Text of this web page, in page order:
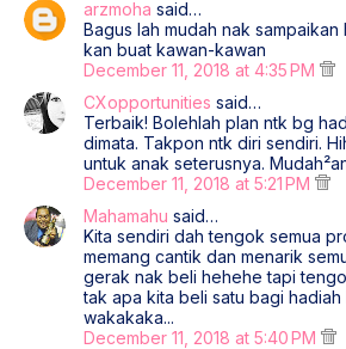
arzmoha said…
Bagus lah mudah nak
kan buat kawan-kawan
December 11, 2018 at 4:35 PM
CXopportunities said…
Terbaik! Bolehlah plan ntk bg
dimata. Takpon ntk diri sendiri.
untuk anak seterusnya.
December 11, 2018 at 5:21 PM
Mahamahu said…
Kita sendiri dah tengok semua
memang cantik dan menarik
gerak nak beli hehehe tapi
tak apa kita beli satu bagi
wakakaka...
December 11, 2018 at 5:40 PM